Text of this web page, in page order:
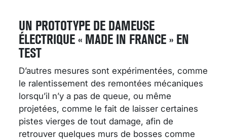
UN PROTOTYPE DE DAMEUSE
ÉLECTRIQUE « MADE IN FRANCE » EN
TEST
D’autres mesures sont expérimentées, comme
le ralentissement des remontées mécaniques
lorsqu’il n’y a pas de queue, ou même
projetées, comme le fait de laisser certaines
pistes vierges de tout damage, afin de
retrouver quelques murs de bosses comme